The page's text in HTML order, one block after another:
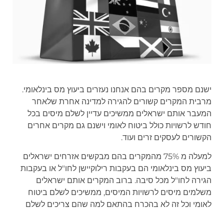
ישנם מספר מקרים בהם אנחנו נעזרים ביעוץ מס בינלאומי.
מרבית המקרים קשורים להגירה למדינה אחרת שלאחר
המעבר אותם ישראלים ממשיכים עדיין לשלם מיסים בכל
חודש לרשויות כולל ביטוח לאומי וישנם גם מקרים אחרים
הקשורים לעסקים זרים ועוד.
למעלה מ 75% מהמקרים בהם מבקשים אזרחים ישראלים
ביעוץ מס בינלאומי הם בעקבות רילוקיישן לחו"ל או בעקבות
הגירה לחו"ל מכל סיבה. ברוב המקרים אותם ישראלים
משלמים מיסים לרשויות המיסים, ממשיכים לשלם ביטוח
לאומי וכל זה לא בהכרח בהתאם למה שהם צריכים לשלם